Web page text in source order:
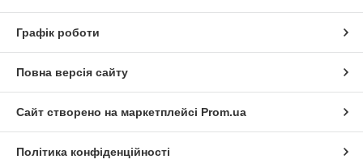
Графік роботи
Повна версія сайту
Сайт створено на маркетплейсі Prom.ua
Політика конфіденційності